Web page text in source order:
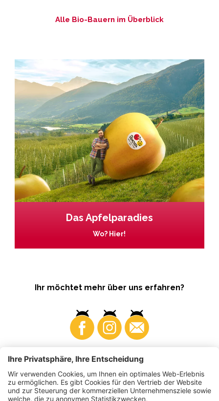
Alle Bio-Bauern im Überblick
Das Apfelparadies
Wo? Hier!
Ihr möchtet mehr über uns erfahren?
Business Produzenten